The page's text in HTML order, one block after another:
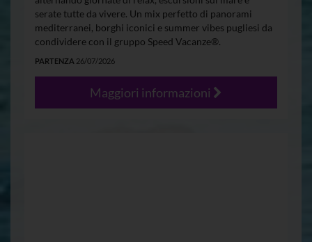
serate tutte da vivere. Un mix perfetto di panorami
mediterranei, borghi iconici e summer vibes pugliesi da
condividere con il gruppo Speed Vacanze®.
PARTENZA 26/07/2026
Maggiori informazioni